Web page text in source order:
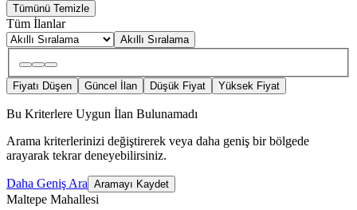
Tümünü Temizle
Tüm İlanlar
Akıllı Sıralama
Fiyatı Düşen Güncel İlan Düşük Fiyat Yüksek Fiyat
Bu Kriterlere Uygun İlan Bulunamadı
Arama kriterlerinizi değiştirerek veya daha geniş bir bölgede
arayarak tekrar deneyebilirsiniz.
Daha Geniş Ara Aramayı Kaydet
Maltepe Mahallesi